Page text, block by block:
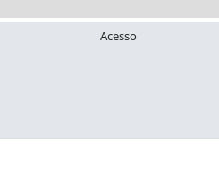
Acesso